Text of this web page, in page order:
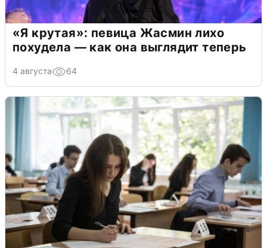
«Я крутая»: певица Жасмин лихо
похудела — как она выглядит теперь
4 августа 64